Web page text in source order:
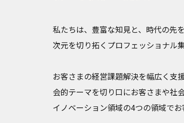
私たちは、豊富な知見と、時代の先
次元を切り拓くプロフェッショナル集
お客さまの経営課題解決を幅広く支
会的テーマを切り口にお客さまや社
イノベーション領域の4つの領域でお